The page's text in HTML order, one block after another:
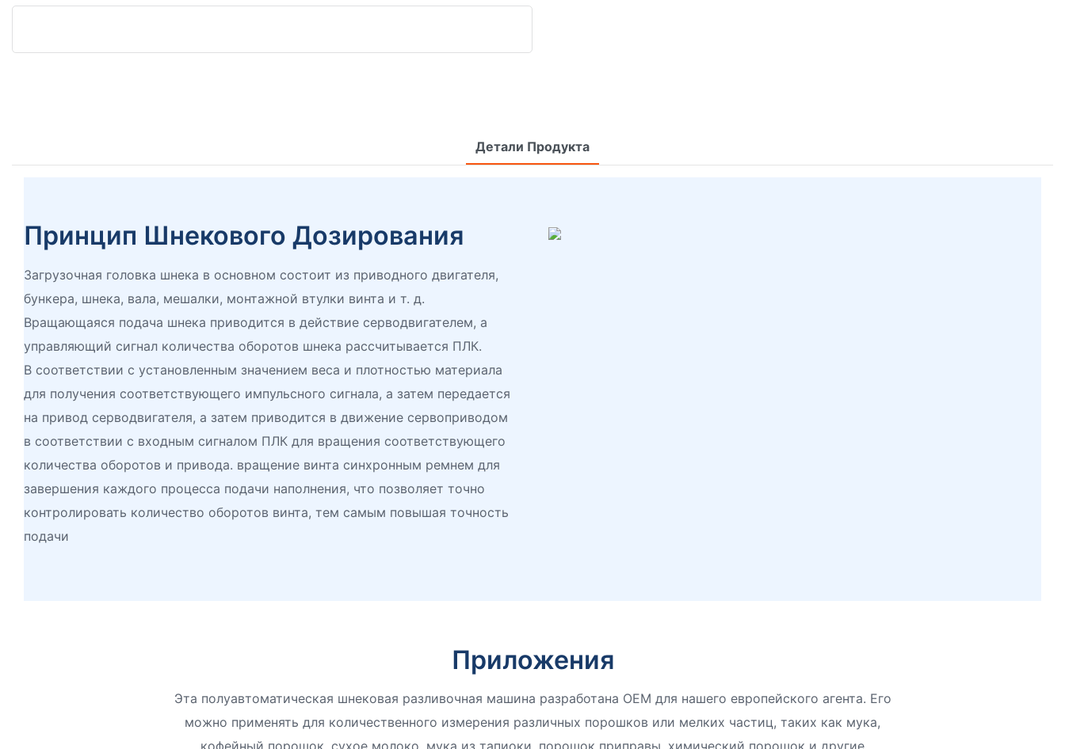
Детали Продукта
Принцип Шнекового Дозирования
Загрузочная головка шнека в основном состоит из приводного двигателя,
бункера, шнека, вала, мешалки, монтажной втулки винта и т. д.
Вращающаяся подача шнека приводится в действие серводвигателем, а
управляющий сигнал количества оборотов шнека рассчитывается ПЛК.
В соответствии с установленным значением веса и плотностью материала
для получения соответствующего импульсного сигнала, а затем передается
на привод серводвигателя, а затем приводится в движение сервоприводом
в соответствии с входным сигналом ПЛК для вращения соответствующего
количества оборотов и привода. вращение винта синхронным ремнем для
завершения каждого процесса подачи наполнения, что позволяет точно
контролировать количество оборотов винта, тем самым повышая точность
подачи
Приложения
Эта полуавтоматическая шнековая разливочная машина разработана OEM для нашего европейского агента. Его
можно применять для количественного измерения различных порошков или мелких частиц, таких как мука,